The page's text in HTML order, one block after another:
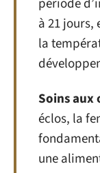
à 21
la
Soins aux
éclos, la
une